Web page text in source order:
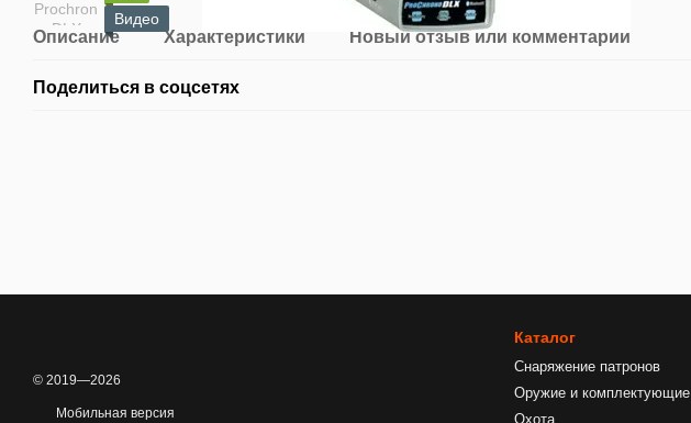
Видео
Описание Характеристики Новый отзыв или комментарий
Поделиться в соцсетях
© 2019—2026
Мобильная версия
Каталог
Снаряжение патронов
Оружие и комплектующие
Охота